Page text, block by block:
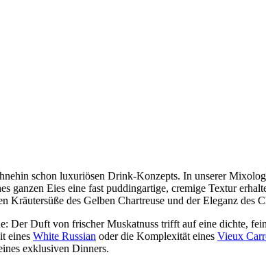
schon luxuriösen Drink-Konzepts. In unserer
ganzen Eies eine fast puddingartige, cremige Textur
des Gelben Chartreuse und der Eleganz des
Der Duft von frischer Muskatnuss trifft auf eine dichte,
eines White Russian oder die Komplexität eines Vieux
exklusiven Dinners.